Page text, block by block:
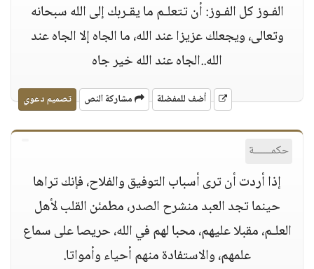
الفـوز كل الفـوز: أن تتعلـم ما يقـربك إلى الله سبحانه
وتعالى، ويجعلك عزيزا عند الله، ما الجاه إلا الجاه عند
الله..الجاه عند الله خير جاه
أضف للمفضلة مشاركة النص تصميم دعوي
حكمــــــة
إذا أردت أن ترى أسباب التوفيق والفلاح، فإنك تراها
حينما تجد العبد منشرح الصدر، مطمئن القلب لأهل
العلـم، مقبلا عليهم، محبا لهم في الله، حريصا على سماع
علمهم، والاستفادة منهم أحياء وأمواتا.